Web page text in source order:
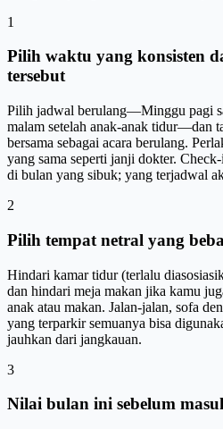
1
Pilih waktu yang konsisten
tersebut
Pilih jadwal berulang—Minggu pagi
malam setelah anak-anak tidur—dan
bersama sebagai acara berulang.
yang sama seperti janji dokter.
di bulan yang sibuk; yang terjadwal
2
Pilih tempat netral yang
Hindari kamar tidur (terlalu
dan hindari meja makan jika kamu
anak atau makan. Jalan-jalan, sofa
yang terparkir semuanya bisa
jauhkan dari jangkauan.
3
Nilai bulan ini sebelum